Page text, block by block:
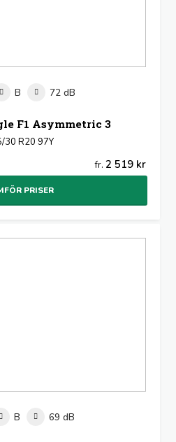
B 72 dB
F1 Asymmetric 3
30 R20 97Y
fr. 2 519 kr
PRISER
B 69 dB